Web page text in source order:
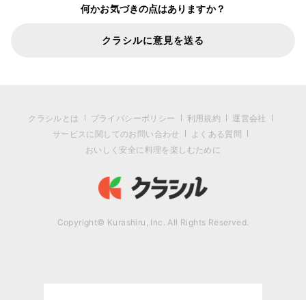
何かお気づきの点はありますか？
クラシルに意見を送る
クラシルとは プライバシーポリシー 利用規約
運営会社
サービスに関してのお問い合わせ
よくある質問
おいしく安全に料理を楽しむために
Copyright© Kurashiru, Inc. All Rights Reserved.